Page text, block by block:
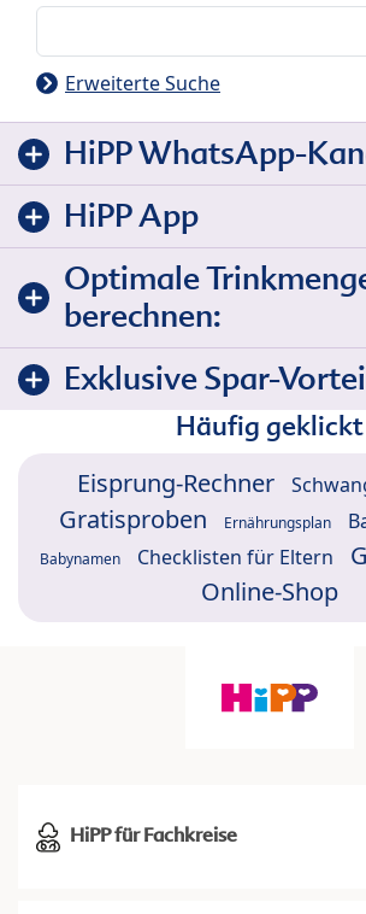
Erweiterte Suche
HiPP WhatsApp-
HiPP App
Optimale
berechnen:
Exklusive Spar-
Häufig geklickt
Eisprung-Rechner
Gratisproben Ernährungsplan
Babynamen Checklisten für Eltern
Online-Shop
HiPP für Fachkreise